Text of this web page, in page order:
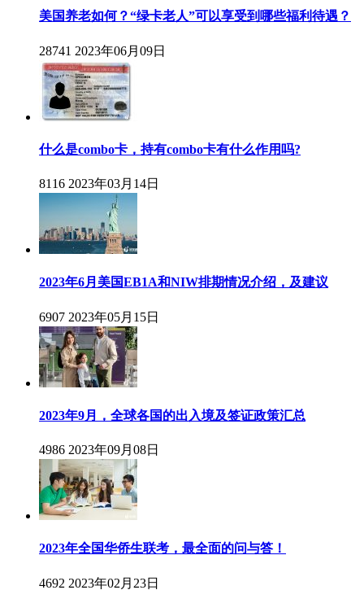
美国养老如何？“绿卡老人”可以享受到哪些福利待遇？
28741 2023年06月09日
什么是combo卡，持有combo卡有什么作用吗?
8116 2023年03月14日
2023年6月美国EB1A和NIW排期情况介绍，及建议
6907 2023年05月15日
2023年9月，全球各国的出入境及签证政策汇总
4986 2023年09月08日
2023年全国华侨生联考，最全面的问与答！
4692 2023年02月23日